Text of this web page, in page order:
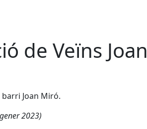
de Veïns Joan
Joan Miró.
2023)